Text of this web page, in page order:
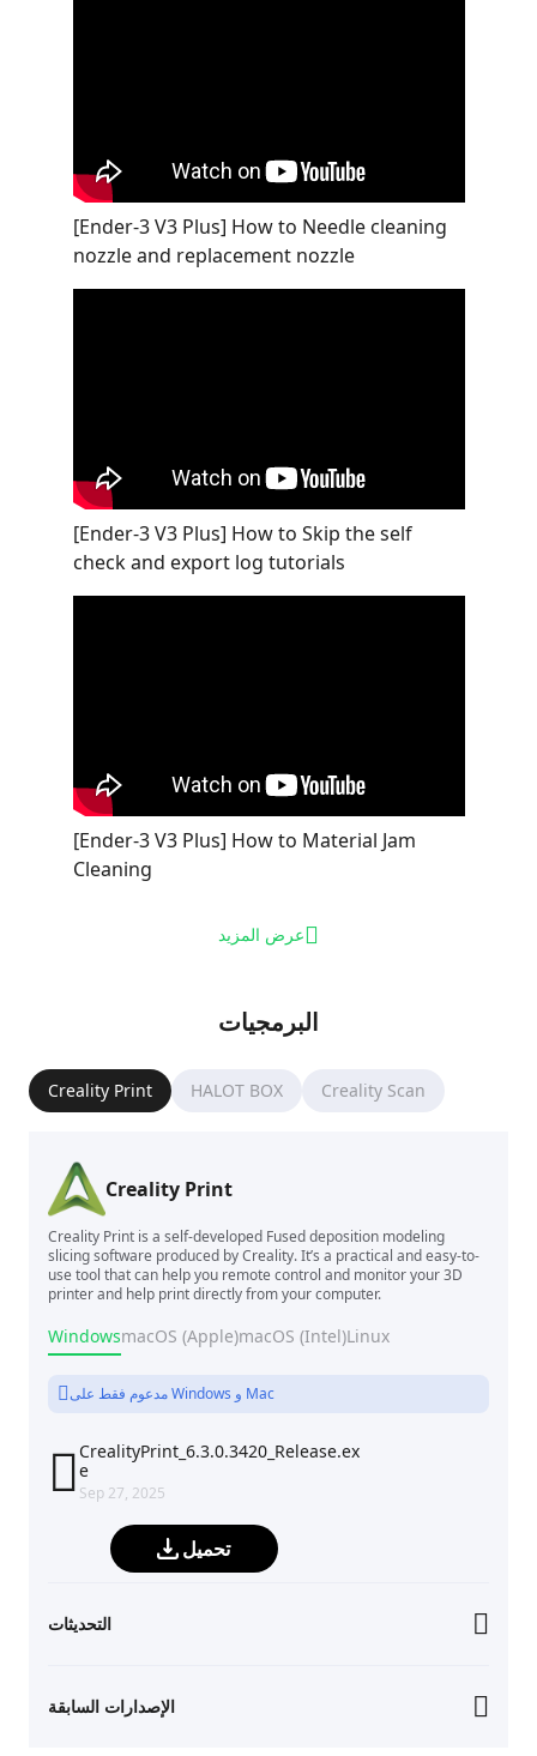
[Ender-3 V3 Plus] How to Needle cleaning
nozzle and replacement nozzle
[Ender-3 V3 Plus] How to Skip the self
check and export log tutorials
[Ender-3 V3 Plus] How to Material Jam
Cleaning
عرض المزيد
البرمجيات
Creality Print HALOT BOX Creality Scan
Creality Print
Creality Print is a self-developed Fused deposition modeling
slicing software produced by Creality. It’s a practical and easy-to-
use tool that can help you remote control and monitor your 3D
printer and help print directly from your computer.
WindowsmacOS (Apple)macOS (Intel)Linux
مدعوم فقط على Windows و Mac
 CrealityPrint_6.3.0.3420_Release.ex
e
Sep 27, 2025
تحميل
التحديثات
الإصدارات السابقة